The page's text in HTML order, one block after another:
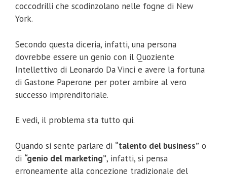
coccodrilli che scodinzolano nelle fogne di New
York.
Secondo questa diceria, infatti, una persona
dovrebbe essere un genio con il Quoziente
Intellettivo di Leonardo Da Vinci e avere la fortuna
di Gastone Paperone per poter ambire al vero
successo imprenditoriale.
E vedi, il problema sta tutto qui.
Quando si sente parlare di “talento del business” o
di “genio del marketing”, infatti, si pensa
erroneamente alla concezione tradizionale del